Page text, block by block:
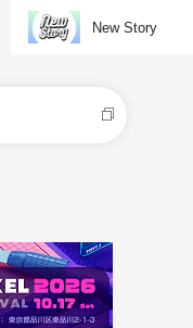
New Story